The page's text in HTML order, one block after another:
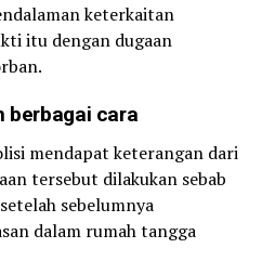
keterkaitan
itu dengan dugaan
berbagai cara
mendapat keterangan dari
tersebut dilakukan sebab
sebelumnya
dalam rumah tangga